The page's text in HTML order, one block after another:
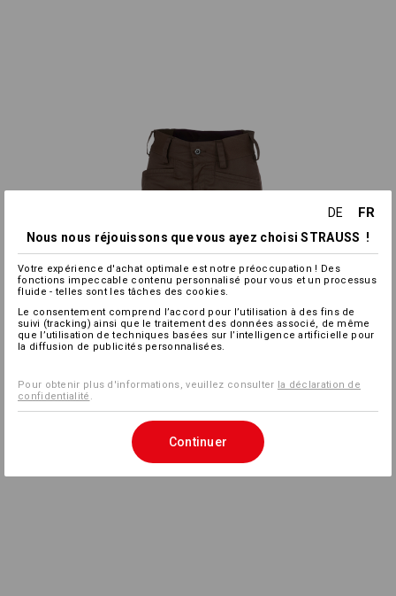
DE FR
Nous nous réjouissons que vous ayez choisi STRAUSS !
Votre expérience d'achat optimale est notre préoccupation ! Des
fonctions impeccable contenu personnalisé pour vous et un processus
fluide - telles sont les tâches des cookies.
Le consentement comprend l’accord pour l’utilisation à des fins de
suivi (tracking) ainsi que le traitement des données associé, de même
que l’utilisation de techniques basées sur l’intelligence artificielle pour
la diffusion de publicités personnalisées.
Pour obtenir plus d'informations, veuillez consulter la déclaration de
confidentialité .
Continuer